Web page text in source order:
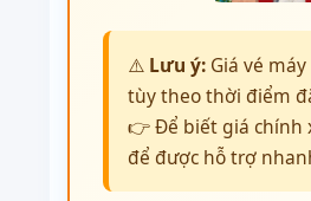
⚠️ Lưu ý: Giá vé
tùy theo thời điểm
👉 Để biết giá chính
để được hỗ trợ